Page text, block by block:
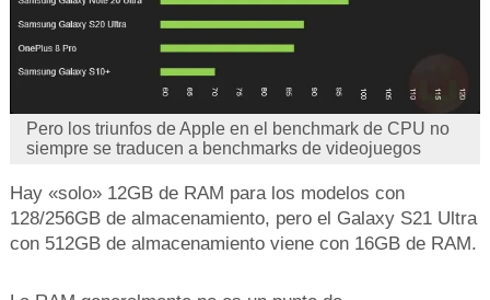
Pero los triunfos de Apple en el benchmark de CPU no
siempre se traducen a benchmarks de videojuegos
Hay «solo» 12GB de RAM para los modelos con
128/256GB de almacenamiento, pero el Galaxy S21 Ultra
con 512GB de almacenamiento viene con 16GB de RAM.